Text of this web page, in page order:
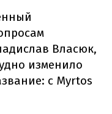
Власюк,
изменило
с Myrtos